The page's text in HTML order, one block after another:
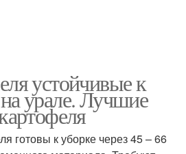
устойчивые к
урале. Лучшие
готовы к уборке через 45 – 66